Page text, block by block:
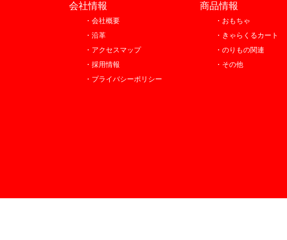
会社情報
・会社概要
・沿革
・アクセスマップ
・採用情報
・プライバシーポリシー
商品情報
・おもちゃ
・きゃらくるカート
・のりもの関連
・その他